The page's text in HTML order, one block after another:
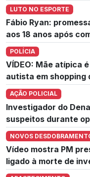
LUTO NO ESPORTE
Fábio Ryan:
aos 18 anos após
POLÍCIA
VÍDEO: Mãe atípica
autista em shopping
AÇÃO POLICIAL
Investigador do
suspeitos durante
NOVOS
Vídeo mostra PM
ligado à morte de